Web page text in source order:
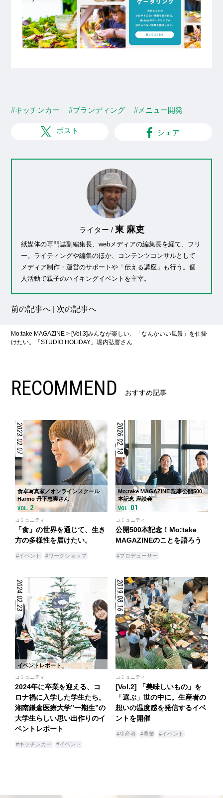
#キッチンカー #ブランディング #メニュー開発
ポスト シェア
ライター / 東 麻吏
紙媒体の専門誌副編集長、webメディアの編集長を経て、フリ
ー。ライティングや編集のほか、コンテンツコンサルとして
メディア制作・運営のサポートや「伝える講座」も行う。個
人活動で親子のハイキングイベントを主宰。
前の記事へ 次の記事へ
Mo:take MAGAZINE > [Vol.3]みんなが楽しい、「なんかいい風景」を仕掛
けたい。「STUDIO HOLIDAY」堀内弘誓さん
RECOMMEND おすすめ記事
2023.02.07
食卓写真家／オンラインスクール
Harmo 丹下恵実さん
VOL. 2
コミュニティ
「食」の世界を通じて、生き
方の多様性を届けたい。
#イベント #ワークショップ
2026.02.18
Mo:take MAGAZINE 記事公開500
本記念 座談会
VOL. 01
コミュニティ
公開500本記念！Mo:take
MAGAZINEのことを語ろう
#プロデューサー
2024.02.23
イベントレポート
コミュニティ
2024年に卒業を迎える、コ
ロナ禍に入学した学生たち。
湘南鎌倉医療大学”一期生”の
大学生らしい思い出作りのイ
ベントレポート
#キッチンカー #イベント
2019.08.16
コミュニティ
[Vol.2] 「美味しいもの」を
「選ぶ」世の中に。生産者の
想いの温度感を発信するイベ
ントを開催
#生産者 #農業 #イベント